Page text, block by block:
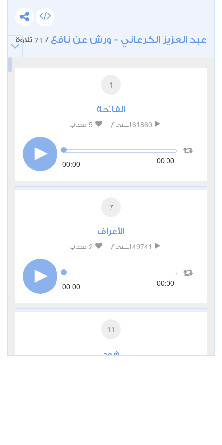
عبد العزيز الكرعاني - ورش عن نافع /
71 تلاوة
1
الفاتحة
61860 استماع 5 اعجاب
00:00 00:00
7
الأعراف
49741 استماع 2 اعجاب
00:00 00:00
11
هود